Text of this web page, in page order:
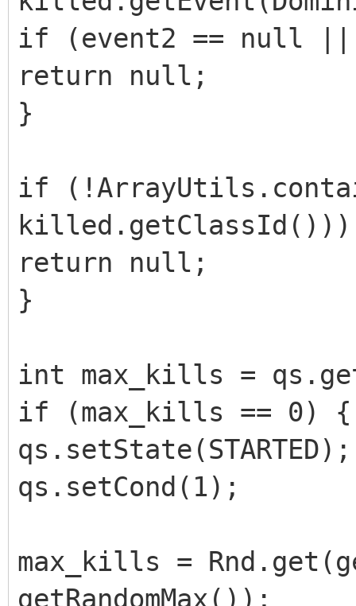
if (event2 == null ||
return null;
}
if
return null;
}
int max_kills =
if (max_kills == 0) {
qs.setState(STARTED);
qs.setCond(1);
max_kills =
getRandomMax());